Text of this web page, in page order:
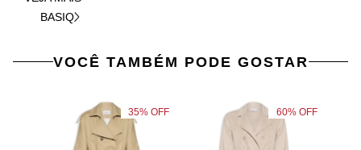
BASIQ
VOCÊ TAMBÉM PODE GOSTAR
35% OFF 60% OFF